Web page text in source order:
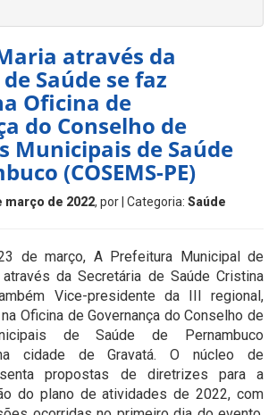
através da
Saúde se faz
Oficina de
do Conselho de
Municipais de Saúde
(COSEMS-PE)
março de 2022, por | Categoria: Saúde
de março, A Prefeitura Municipal de
da Secretária de Saúde Cristina
Vice-presidente da III regional,
Oficina de Governança do Conselho de
de Saúde de Pernambuco
na cidade de Gravatá. O núcleo de
propostas de diretrizes para a
do plano de atividades de 2022, com